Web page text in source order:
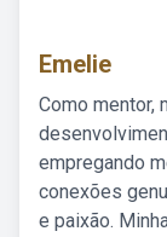
Emelie
Como mentor,
empregando
conexões
e paixão.